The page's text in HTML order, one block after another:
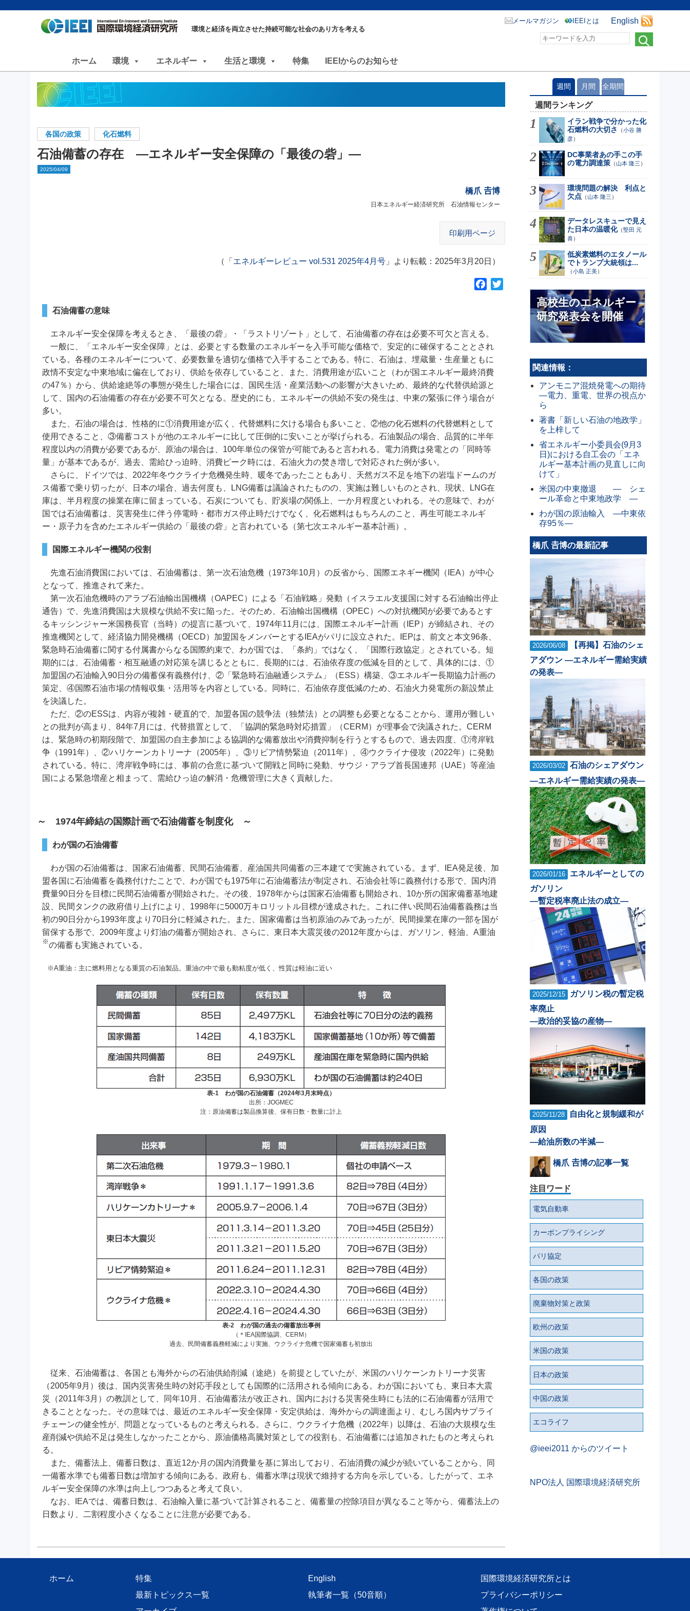
環境と経済を両立させた持続可能な社会のあり方を考える
English
メールマガジン IEEIとは
ホーム 環境 エネルギー 生活と環境 特集 IEEIからのお知らせ
各国の政策 化石燃料
石油備蓄の存在 ―エネルギー安全保障の「最後の砦」―
2025/04/09
橋爪 𠮷博
日本エネルギー経済研究所 石油情報センター
印刷用ページ
（「 エネルギーレビュー vol.531 2025年4月号 」より転載：2025年3月20日）
o
o
k
石油備蓄の意味
エネルギー安全保障を考えるとき、「最後の砦」・「ラストリゾート」として、石油備蓄の存在は必要不可欠と言える。
一般に、「エネルギー安全保障」とは、必要とする数量のエネルギーを入手可能な価格で、安定的に確保することとされ
ている。各種のエネルギーについて、必要数量を適切な価格で入手することである。特に、石油は、埋蔵量・生産量ともに
政情不安定な中東地域に偏在しており、供給を依存していること、また、消費用途が広いこと（わが国エネルギー最終消費
の47％）から、供給途絶等の事態が発生した場合には、国民生活・産業活動への影響が大きいため、最終的な代替供給源と
して、国内の石油備蓄の存在が必要不可欠となる。歴史的にも、エネルギーの供給不安の発生は、中東の緊張に伴う場合が
多い。
また、石油の場合は、性格的に①消費用途が広く、代替燃料に欠ける場合も多いこと、②他の化石燃料の代替燃料として
使用できること、③備蓄コストが他のエネルギーに比して圧倒的に安いことが挙げられる。石油製品の場合、品質的に半年
程度以内の消費が必要であるが、原油の場合は、100年単位の保管が可能であると言われる。電力消費は発電との「同時等
量」が基本であるが、過去、需給ひっ迫時、消費ピーク時には、石油火力の焚き増しで対応された例が多い。
さらに、ドイツでは、2022年冬ウクライナ危機発生時、暖冬であったこともあり、天然ガス不足を地下の岩塩ドームのガ
ス備蓄で乗り切ったが、日本の場合、過去何度も、LNG備蓄は議論されたものの、実施は難しいものとされ、現状、LNG在
庫は、半月程度の操業在庫に留まっている。石炭についても、貯炭場の関係上、一か月程度といわれる。その意味で、わが
国では石油備蓄は、災害発生に伴う停電時・都市ガス停止時だけでなく、化石燃料はもちろんのこと、再生可能エネルギ
ー・原子力を含めたエネルギー供給の「最後の砦」と言われている（第七次エネルギー基本計画）。
国際エネルギー機関の役割
先進石油消費国においては、石油備蓄は、第一次石油危機（1973年10月）の反省から、国際エネギー機関（IEA）が中心
となって、推進されて来た。
第一次石油危機時のアラブ石油輸出国機構（OAPEC）による「石油戦略」発動（イスラエル支援国に対する石油輸出停止
通告）で、先進消費国は大規模な供給不安に陥った。そのため、石油輸出国機構（OPEC）への対抗機関が必要であるとす
るキッシンジャー米国務長官（当時）の提言に基づいて、1974年11月には、国際エネルギー計画（IEP）が締結され、その
推進機関として、経済協力開発機構（OECD）加盟国をメンバーとするIEAがパリに設立された。IEPは、前文と本文96条、
緊急時石油備蓄に関する付属書からなる国際約束で、わが国では、「条約」ではなく、「国際行政協定」とされている。短
期的には、石油備蓄・相互融通の対応策を講じるとともに、長期的には、石油依存度の低減を目的として、具体的には、①
加盟国の石油輸入90日分の備蓄保有義務付け、②「緊急時石油融通システム」（ESS）構築、③エネルギー長期協力計画の
策定、④国際石油市場の情報収集・活用等を内容としている。同時に、石油依存度低減のため、石油火力発電所の新設禁止
を決議した。
ただ、②のESSは、内容が複雑・硬直的で、加盟各国の競争法（独禁法）との調整も必要となることから、運用が難しい
との批判が高まり、84年7月には、代替措置として、「協調的緊急時対応措置」（CERM）が理事会で決議された。CERM
は、緊急時の初期段階で、加盟国の自主参加による協調的な備蓄放出や消費抑制を行うとするもので、過去四度、①湾岸戦
争（1991年）、②ハリケーンカトリーナ（2005年）、③リビア情勢緊迫（2011年）、④ウクライナ侵攻（2022年）に発動
されている。特に、湾岸戦争時には、事前の合意に基づいて開戦と同時に発動、サウジ・アラブ首長国連邦（UAE）等産油
国による緊急増産と相まって、需給ひっ迫の解消・危機管理に大きく貢献した。
～ 1974年締結の国際計画で石油備蓄を制度化 ～
わが国の石油備蓄
わが国の石油備蓄は、国家石油備蓄、民間石油備蓄、産油国共同備蓄の三本建てで実施されている。まず、IEA発足後、加
盟各国に石油備蓄を義務付けたことで、わが国でも1975年に石油備蓄法が制定され、石油会社等に義務付ける形で、国内消
費量90日分を目標に民間石油備蓄が開始された。その後、1978年からは国家石油備蓄も開始され、10か所の国家備蓄基地建
設、民間タンクの政府借り上げにより、1998年に5000万キロリットル目標が達成された。これに伴い民間石油備蓄義務は当
初の90日分から1993年度より70日分に軽減された。また、国家備蓄は当初原油のみであったが、民間操業在庫の一部を国が
留保する形で、2009年度より灯油の備蓄が開始され、さらに、東日本大震災後の2012年度からは、ガソリン、軽油、A重油
※の備蓄も実施されている。
※A重油： 主に燃料用となる重質の石油製品。重油の中で最も動粘度が低く、性質は軽油に近い
表-1 わが国の石油備蓄（2024年3月末時点）
出所：JOGMEC
注：原油備蓄は製品換算後、保有日数・数量に計上
表-2 わが国の過去の備蓄放出事例
（＊IEA国際協調、CERM）
過去、民間備蓄義務軽減により実施、ウクライナ危機で国家備蓄も初放出
従来、石油備蓄は、各国とも海外からの石油供給削減（途絶）を前提としていたが、米国のハリケーンカトリーナ災害
（2005年9月）後は、国内災害発生時の対応手段としても国際的に活用される傾向にある。わが国においても、東日本大震
災（2011年3月）の教訓として、同年10月、石油備蓄法が改正され、国内における災害発生時にも法的に石油備蓄が活用で
きることとなった。その意味では、最近のエネルギー安全保障・安定供給は、海外からの調達面より、むしろ国内サプライ
チェーンの健全性が、問題となっているものと考えられる。さらに、ウクライナ危機（2022年）以降は、石油の大規模な生
産削減や供給不足は発生しなかったことから、原油価格高騰対策としての役割も、石油備蓄には追加されたものと考えられ
る。
また、備蓄法上、備蓄日数は、直近12か月の国内消費量を基に算出しており、石油消費の減少が続いていることから、同
一備蓄水準でも備蓄日数は増加する傾向にある。政府も、備蓄水準は現状で維持する方向を示している。したがって、エネ
ルギー安全保障の水準は向上しつつあると考えて良い。
なお、IEAでは、備蓄日数は、石油輸入量に基づいて計算されること、備蓄量の控除項目が異なること等から、備蓄法上の
日数より、二割程度小さくなることに注意が必要である。
週間 月間 全期間
週間ランキング
イラン戦争で分かった化
石燃料の大切さ
（小谷 勝
彦）
DC事業者あの手この手
の電力調達策 （山本 隆三 ）
環境問題の解決 利点と
欠点 （山本 隆三 ）
データレスキューで見え
た日本の温暖化（堅田 元
喜）
低炭素燃料のエタノール
でトランプ大統領は...
（小島 正美）
高校生のエネルギー
研究発表会を開催
関連情報：
アンモニア混焼発電への期待
―電力、重電、世界の視点か
ら
著書「新しい石油の地政学」
を上梓して
省エネルギー小委員会(9月3
日)における自工会の「エネ
ルギー基本計画の見直しに向
けて」
米国の中東撤退 ― シェ
ール革命と中東地政学 ―
わが国の原油輸入 ―中東依
存95％―
橋爪 𠮷博の最新記事
2026/06/08
【再掲】石油のシェ
アダウン ―エネルギー需給実績
の発表―
2026/03/02 石油のシェアダウン
―エネルギー需給実績の発表―
2026/01/16
エネルギーとしての
ガソリン
―暫定税率廃止法の成立―
2025/12/15
ガソリン税の暫定税
率廃止
―政治的妥協の産物―
2025/11/28
自由化と規制緩和が
原因
―給油所数の半減―
橋爪 𠮷博の記事一覧
注目ワード
電気自動車
カーボンプライシング
パリ協定
各国の政策
廃棄物対策と政策
欧州の政策
米国の政策
日本の政策
中国の政策
エコライフ
@ieei2011 からのツイート
NPO法人 国際環境経済研究所
ホーム
特集
最新トピックス一覧
English
執筆者一覧（50音順）
国際環境経済研究所とは
プライバシーポリシー